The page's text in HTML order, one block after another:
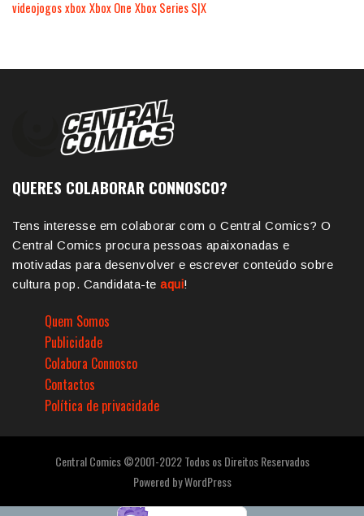
videojogosxboxXbox One Xbox Series S|X
QUERES COLABORAR CONNOSCO?
Tens interesse em colaborar com o Central Comics? O
Central Comics procura pessoas apaixonadas e
motivadas para desenvolver e escrever conteúdo sobre
cultura pop. Candidata-te aqui!
Quem Somos
Publicidade
Colabora Connosco
Contactos
Política de privacidade
Central Comics ©2001-2022 Todos os Direitos Reservados
Powered byWordPress